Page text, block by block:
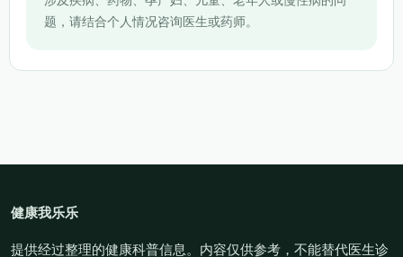
题，请结合个人情况咨询医生或药师。
健康我乐乐
提供经过整理的健康科普信息。内容仅供参考，不能替代医生诊